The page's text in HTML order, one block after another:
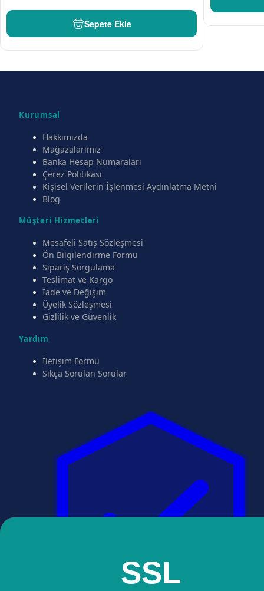
Sepete Ekle
Kurumsal
Hakkımızda
Mağazalarımız
Banka Hesap Numaraları
Çerez Politikası
Kişisel Verilerin İşlenmesi Aydınlatma Metni
Blog
Müşteri Hizmetleri
Mesafeli Satış Sözleşmesi
Ön Bilgilendirme Formu
Sipariş Sorgulama
Teslimat ve Kargo
İade ve Değişim
Üyelik Sözleşmesi
Gizlilik ve Güvenlik
Yardım
İletişim Formu
Sıkça Sorulan Sorular